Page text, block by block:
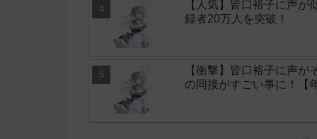
【人気】皆口裕子に声
録者20万人を突破！
【衝撃】皆口裕子に声
の同接がすごい事に！【